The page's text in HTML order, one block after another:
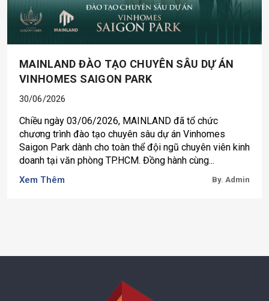
MAINLAND ĐÀO TẠO CHUYÊN SÂU DỰ ÁN
VINHOMES SAIGON PARK
30/06/2026
Chiều ngày 03/06/2026, MAINLAND đã tổ chức
chương trình đào tạo chuyên sâu dự án Vinhomes
Saigon Park dành cho toàn thể đội ngũ chuyên viên kinh
doanh tại văn phòng TP.HCM. Đồng hành cùng...
Xem Thêm By. Admin